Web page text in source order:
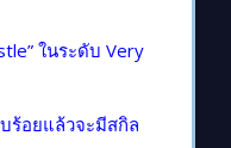
ในระดับ Very
ร้อยแล้วจะมีสกิล